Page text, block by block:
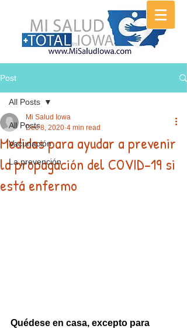
Post
All Posts
Vacunación
La prevención
All Posts
Medidas para ayudar a prevenir
la propagación del COVID-19 si
está enfermo
Mi Salud Iowa
Dec 8, 2020 4 min read
Quédese en casa, excepto para